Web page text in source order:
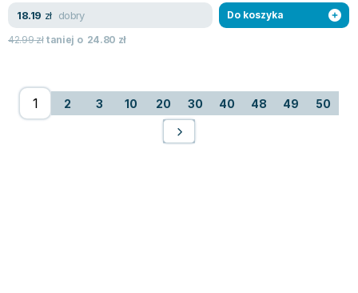
18.19 zł dobry
42.99złtaniej o 24.80 zł
Do koszyka
2 3 10 20 30 40 48 49 50